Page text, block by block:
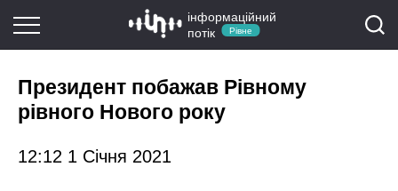
інформаційний
потік
Рівне
Президент побажав Рівному
рівного Нового року
12:12 1 Січня 2021